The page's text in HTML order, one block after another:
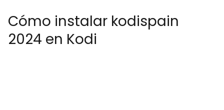
Cómo instalar kodispain
2024 en Kodi